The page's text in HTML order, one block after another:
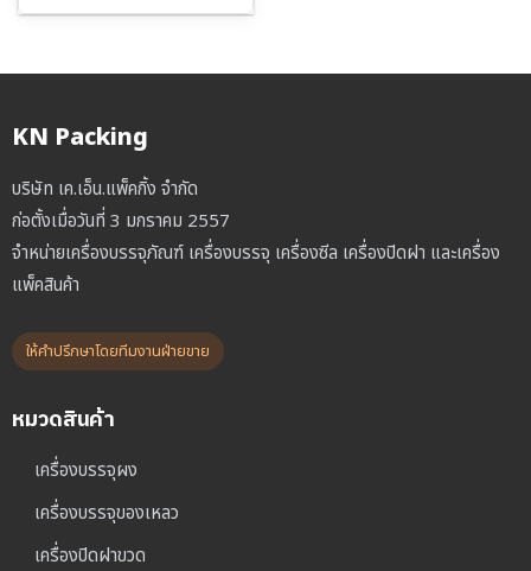
KN Packing
บริษัท เค.เอ็น.แพ็คกิ้ง จำกัด
ก่อตั้งเมื่อวันที่ 3 มกราคม 2557
จำหน่ายเครื่องบรรจุภัณฑ์ เครื่องบรรจุ เครื่องซีล เครื่องปิดฝา และเครื่อง
แพ็คสินค้า
ให้คำปรึกษาโดยทีมงานฝ่ายขาย
หมวดสินค้า
เครื่องบรรจุผง
เครื่องบรรจุของเหลว
เครื่องปิดฝาขวด